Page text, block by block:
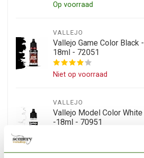
Op voorraad
VALLEJO
Vallejo Game Color Black -
18ml - 72051
Niet op voorraad
VALLEJO
Vallejo Model Color White
-18ml - 70951